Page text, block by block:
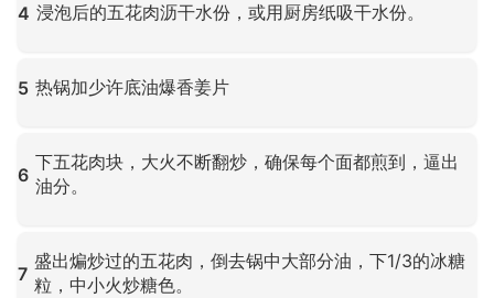
4 浸泡后的五花肉沥干水份，或用厨房纸吸干水份。
5 热锅加少许底油爆香姜片
6
下五花肉块，大火不断翻炒，确保每个面都煎到，逼出
油分。
7
盛出煸炒过的五花肉，倒去锅中大部分油，下1/3的冰糖
粒，中小火炒糖色。